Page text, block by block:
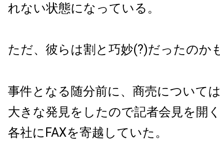
れない状態になっている。
ただ、彼らは割と巧妙(?)だったのか
事件となる随分前に、商売について
大きな発見をしたので記者会見を開
各社にFAXを寄越していた。